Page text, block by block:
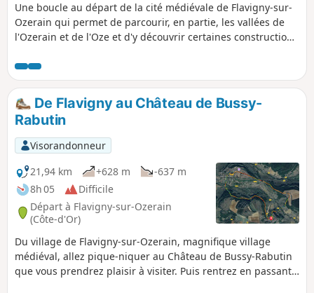
Une boucle au départ de la cité médiévale de Flavigny-sur-
Ozerain qui permet de parcourir, en partie, les vallées de
l'Ozerain et de l'Oze et d'y découvrir certaines constructions
dans Flavigny grâce à son passé culturel riche et fourni.
De Flavigny au Château de Bussy-
Rabutin
Visorandonneur
21,94 km
+628 m
-637 m
8h 05
Difficile
Départ à Flavigny-sur-Ozerain
(Côte-d'Or)
Du village de Flavigny-sur-Ozerain, magnifique village
médiéval, allez pique-niquer au Château de Bussy-Rabutin
que vous prendrez plaisir à visiter. Puis rentrez en passant